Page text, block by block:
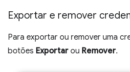
Exportar e remover
Para exportar ou remover uma
botões Exportar ou Remover.